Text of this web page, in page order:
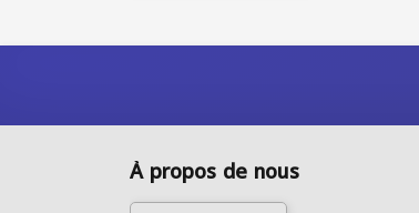
À propos de nous